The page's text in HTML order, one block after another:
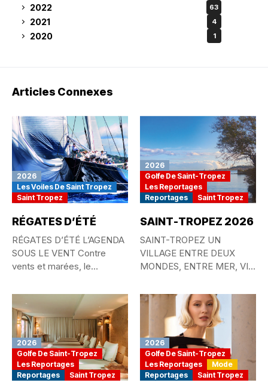
2022 63
2021 4
2020 1
Articles Connexes
2026
Les Voiles De Saint Tropez
Saint Tropez
RÉGATES D’ÉTÉ
RÉGATES D’ÉTÉ L’AGENDA
SOUS LE VENT Contre
vents et marées, le
2026
Golfe De Saint-Tropez
Les Reportages
Reportages
Saint Tropez
SAINT-TROPEZ 2026
SAINT-TROPEZ UN
VILLAGE ENTRE DEUX
MONDES, ENTRE MER, VIE
MYTHE...
2026
Golfe De Saint-Tropez
Les Reportages
Reportages
Saint Tropez
2026
Golfe De Saint-Tropez
Les Reportages
Mode
Reportages
Saint Tropez